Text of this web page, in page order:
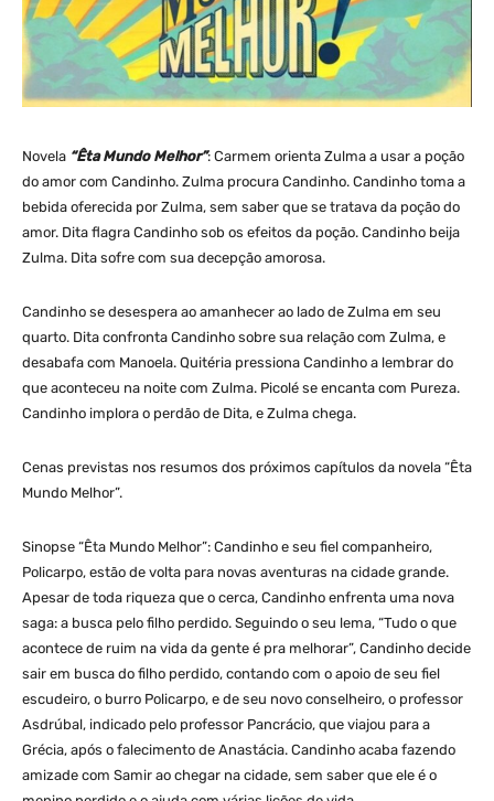
Novela “Êta Mundo Melhor”: Carmem orienta Zulma a usar a poção
do amor com Candinho. Zulma procura Candinho. Candinho toma a
bebida oferecida por Zulma, sem saber que se tratava da poção do
amor. Dita flagra Candinho sob os efeitos da poção. Candinho beija
Zulma. Dita sofre com sua decepção amorosa.
Candinho se desespera ao amanhecer ao lado de Zulma em seu
quarto. Dita confronta Candinho sobre sua relação com Zulma, e
desabafa com Manoela. Quitéria pressiona Candinho a lembrar do
que aconteceu na noite com Zulma. Picolé se encanta com Pureza.
Candinho implora o perdão de Dita, e Zulma chega.
Cenas previstas nos resumos dos próximos capítulos da novela “Êta
Mundo Melhor”.
Sinopse “Êta Mundo Melhor”: Candinho e seu fiel companheiro,
Policarpo, estão de volta para novas aventuras na cidade grande.
Apesar de toda riqueza que o cerca, Candinho enfrenta uma nova
saga: a busca pelo filho perdido. Seguindo o seu lema, “Tudo o que
acontece de ruim na vida da gente é pra melhorar”, Candinho decide
sair em busca do filho perdido, contando com o apoio de seu fiel
escudeiro, o burro Policarpo, e de seu novo conselheiro, o professor
Asdrúbal, indicado pelo professor Pancrácio, que viajou para a
Grécia, após o falecimento de Anastácia. Candinho acaba fazendo
amizade com Samir ao chegar na cidade, sem saber que ele é o